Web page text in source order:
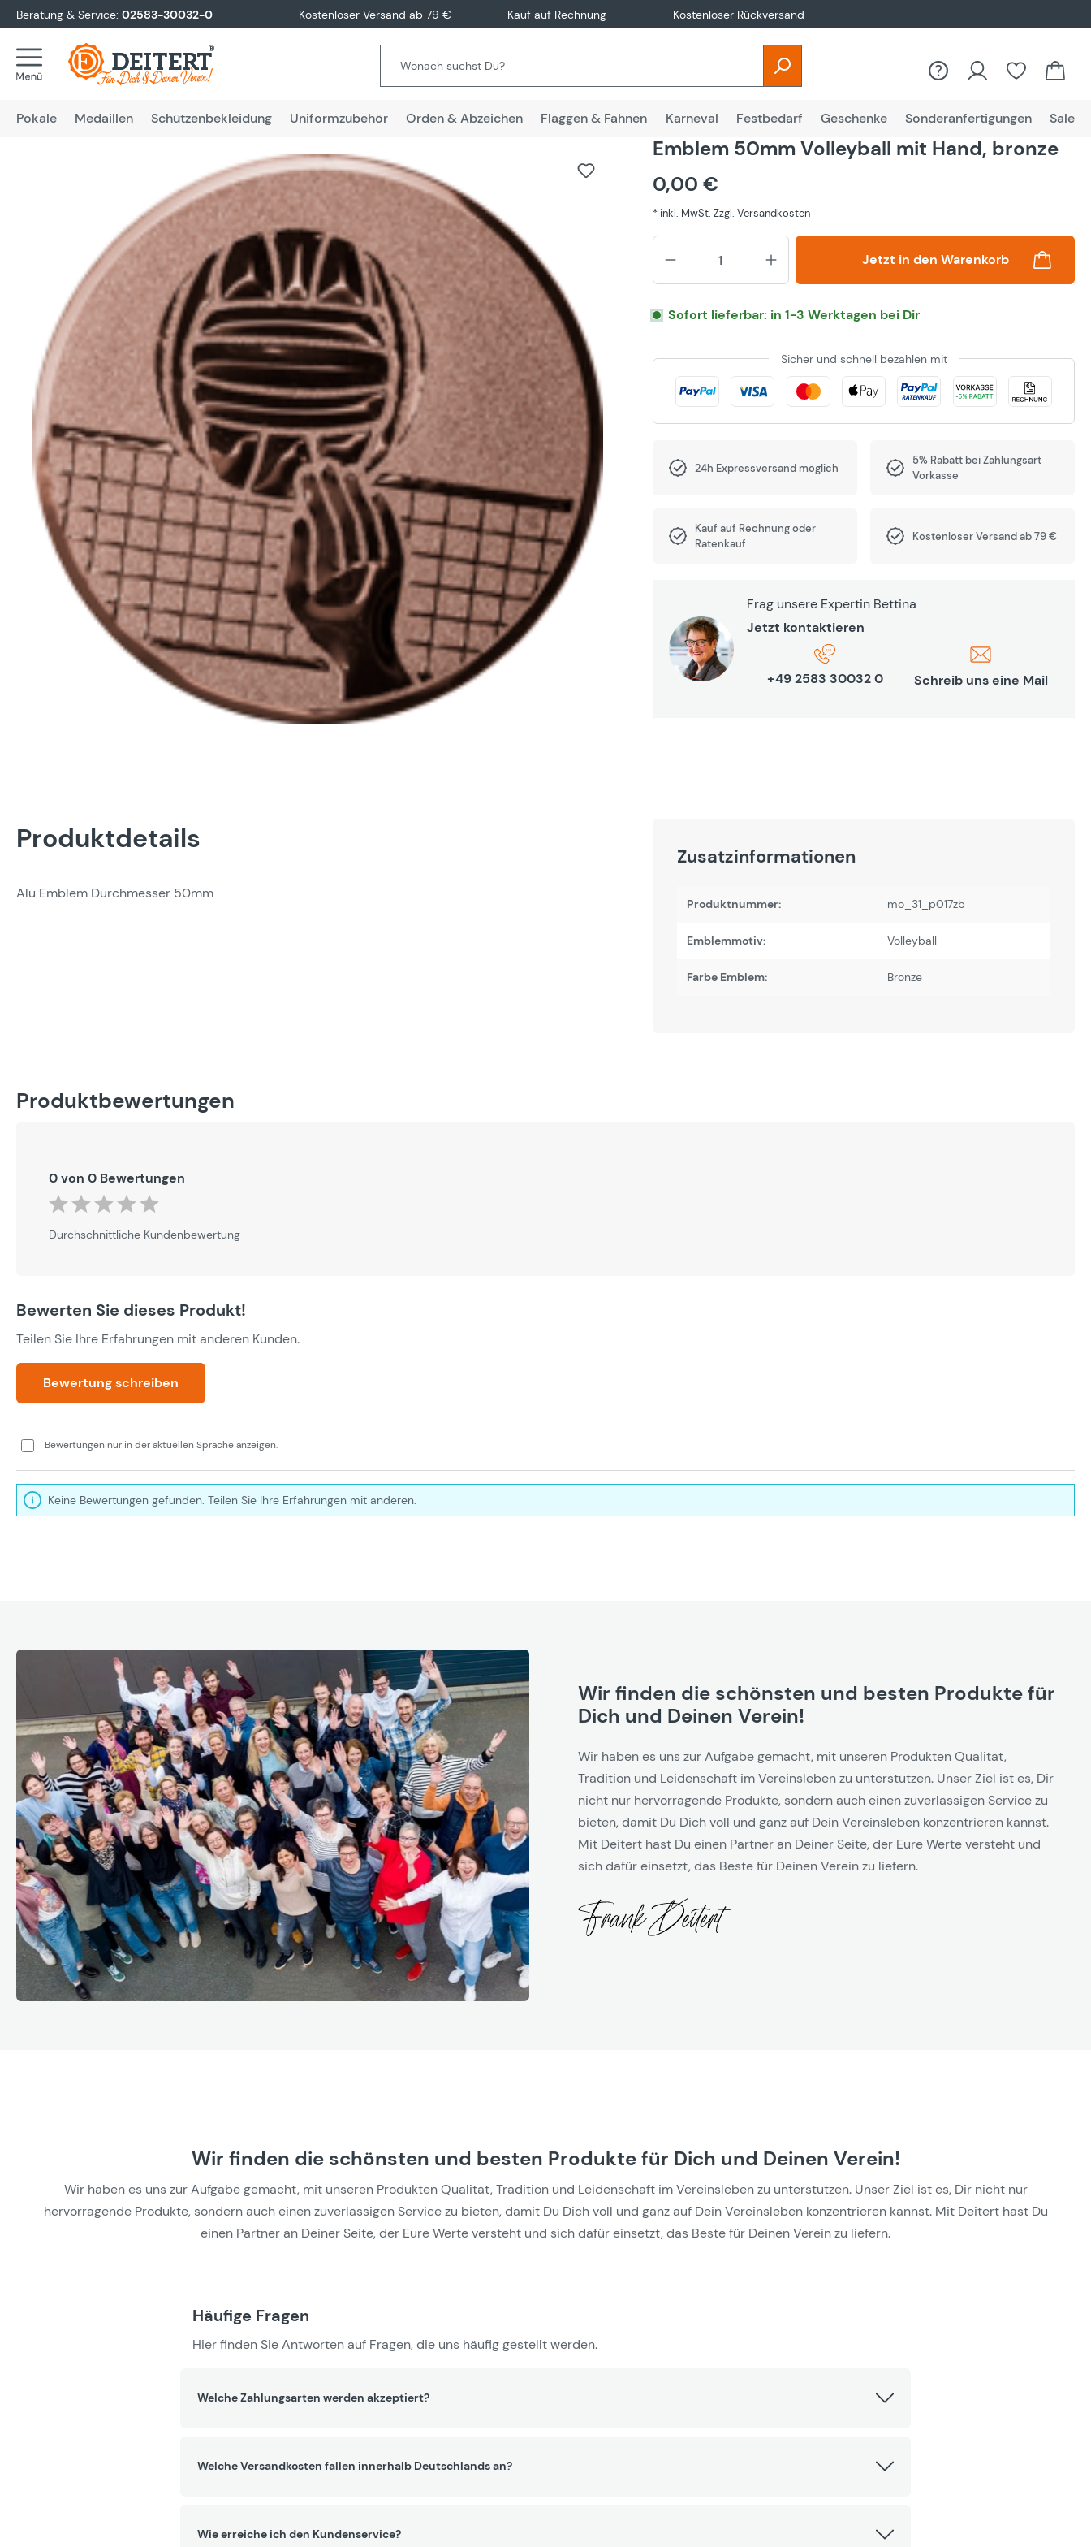
Zur Hauptnavigation springen
Beratung & Service: 02583-30032-0 Kostenloser Versand ab 79 € Kauf auf Rechnung Kostenloser Rückversand
Pokale Medaillen Schützenbekleidung Uniformzubehör Orden & Abzeichen Flaggen & Fahnen Karneval Festbedarf Geschenke Sonderanfertigungen Sale
Emblem 50mm Volleyball mit Hand, bronze
0,00 €
* inkl. MwSt. Zzgl. Versandkosten
Produkt Anzahl: Gib den
Jetzt in den Warenkorb
Sofort lieferbar: in 1-3 Werktagen bei Dir
Sicher und schnell bezahlen mit
24h Expressversand möglich
5% Rabatt bei Zahlungsart
Vorkasse
Kauf auf Rechnung oder
Ratenkauf
Kostenloser Versand ab 79 €
Frag unsere Expertin Bettina
Jetzt kontaktieren
+49 2583 30032 0 Schreib uns eine Mail
Produktdetails
Alu Emblem Durchmesser 50mm
Zusatzinformationen
Produktnummer: mo_31_p017zb
Emblemmotiv: Volleyball
Farbe Emblem: Bronze
Produktbewertungen
0 von 0 Bewertungen
Durchschnittliche Bewertung von 0 von 5 Sternen
Durchschnittliche Kundenbewertung
Bewerten Sie dieses Produkt!
Teilen Sie Ihre Erfahrungen mit anderen Kunden.
Bewertung schreiben
Bewertungen nur in der aktuellen Sprache anzeigen.
Keine Bewertungen gefunden. Teilen Sie Ihre Erfahrungen mit anderen.
Wir finden die schönsten und besten Produkte für
Dich und Deinen Verein!
Wir haben es uns zur Aufgabe gemacht, mit unseren Produkten Qualität,
Tradition und Leidenschaft im Vereinsleben zu unterstützen. Unser Ziel ist es, Dir
nicht nur hervorragende Produkte, sondern auch einen zuverlässigen Service zu
bieten, damit Du Dich voll und ganz auf Dein Vereinsleben konzentrieren kannst.
Mit Deitert hast Du einen Partner an Deiner Seite, der Eure Werte versteht und
sich dafür einsetzt, das Beste für Deinen Verein zu liefern.
Wir finden die schönsten und besten Produkte für Dich und Deinen Verein!
Wir haben es uns zur Aufgabe gemacht, mit unseren Produkten Qualität, Tradition und Leidenschaft im Vereinsleben zu unterstützen. Unser Ziel ist es, Dir nicht nur
hervorragende Produkte, sondern auch einen zuverlässigen Service zu bieten, damit Du Dich voll und ganz auf Dein Vereinsleben konzentrieren kannst. Mit Deitert hast Du
einen Partner an Deiner Seite, der Eure Werte versteht und sich dafür einsetzt, das Beste für Deinen Verein zu liefern.
Häufige Fragen
Hier finden Sie Antworten auf Fragen, die uns häufig gestellt werden.
Welche Zahlungsarten werden akzeptiert?
Welche Versandkosten fallen innerhalb Deutschlands an?
Wie erreiche ich den Kundenservice?